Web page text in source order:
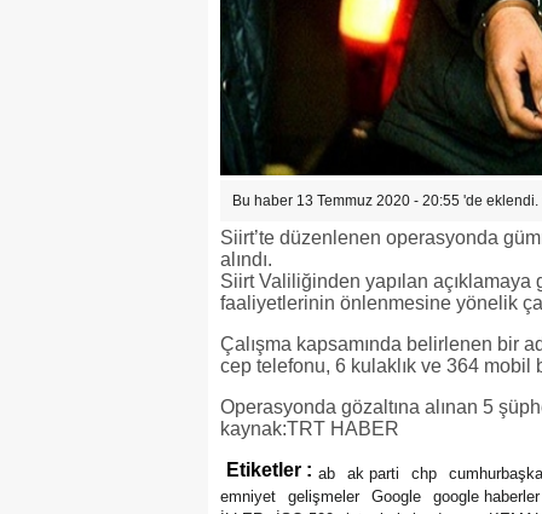
Bu haber 13 Temmuz 2020 - 20:55 'de eklendi.
Siirt’te düzenlenen operasyonda
alındı.
Siirt Valiliğinden yapılan açıklamaya
faaliyetlerinin önlenmesine yönelik
Çalışma kapsamında belirlenen bir
cep telefonu, 6 kulaklık ve 364 mobil
Operasyonda gözaltına alınan 5
kaynak:TRT HABER
Etiketler : ab ak parti chp
emniyet
gelişmeler Google google haberler